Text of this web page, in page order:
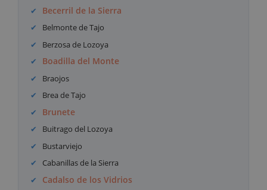
Becerril de la Sierra
Belmonte de Tajo
Berzosa de Lozoya
Boadilla del Monte
Braojos
Brea de Tajo
Brunete
Buitrago del Lozoya
Bustarviejo
Cabanillas de la Sierra
Cadalso de los Vidrios